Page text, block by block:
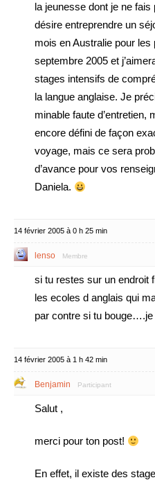
la jeunesse dont je ne
désire entreprendre un
mois en Australie pour
septembre 2005 et
stages intensifs de
la langue anglaise. Je
minable faute d’entretien,
encore défini de façon
voyage, mais ce sera
d’avance pour vos
Daniela.
14 février 2005 à 0 h 25 min
lenso Membre
si tu restes sur un endroit
les ecoles d anglais qui
par contre si tu bouge….je
14 février 2005 à 1 h 42 min
Benjamin Participant
Salut ,
merci pour ton post!
En effet, il existe des